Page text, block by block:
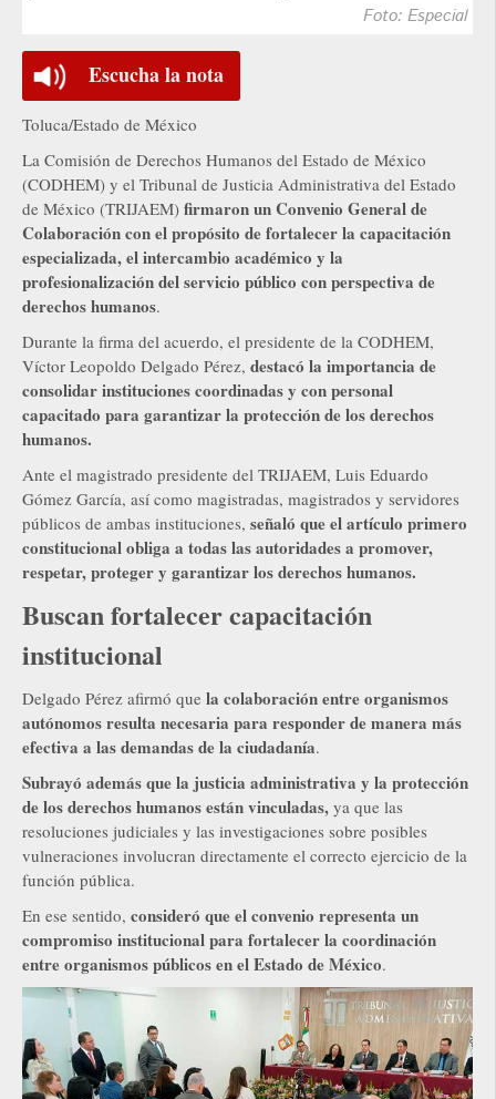
Foto: Especial
Escucha la nota
Toluca/Estado de México
La Comisión de Derechos Humanos del Estado de México
(CODHEM) y el Tribunal de Justicia Administrativa del Estado
de México (TRIJAEM) firmaron un Convenio General de
Colaboración con el propósito de fortalecer la capacitación
especializada, el intercambio académico y la
profesionalización del servicio público con perspectiva de
derechos humanos.
Durante la firma del acuerdo, el presidente de la CODHEM,
Víctor Leopoldo Delgado Pérez, destacó la importancia de
consolidar instituciones coordinadas y con personal
capacitado para garantizar la protección de los derechos
humanos.
Ante el magistrado presidente del TRIJAEM, Luis Eduardo
Gómez García, así como magistradas, magistrados y servidores
públicos de ambas instituciones, señaló que el artículo primero
constitucional obliga a todas las autoridades a promover,
respetar, proteger y garantizar los derechos humanos.
Buscan fortalecer capacitación
institucional
Delgado Pérez afirmó que la colaboración entre organismos
autónomos resulta necesaria para responder de manera más
efectiva a las demandas de la ciudadanía.
Subrayó además que la justicia administrativa y la protección
de los derechos humanos están vinculadas, ya que las
resoluciones judiciales y las investigaciones sobre posibles
vulneraciones involucran directamente el correcto ejercicio de la
función pública.
En ese sentido, consideró que el convenio representa un
compromiso institucional para fortalecer la coordinación
entre organismos públicos en el Estado de México.